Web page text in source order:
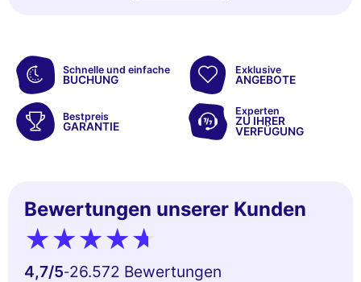
Schnelle und einfache
BUCHUNG
Exklusive
ANGEBOTE
Bestpreis
GARANTIE
Experten
ZU IHRER
VERFÜGUNG
Bewertungen unserer Kunden
4,7/5-26.572 Bewertungen